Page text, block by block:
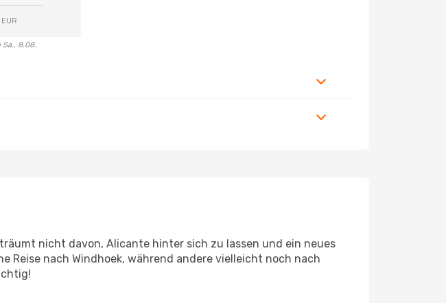
8.08.
nicht davon, Alicante hinter sich zu lassen und ein neues
Reise nach Windhoek, während andere vielleicht noch nach